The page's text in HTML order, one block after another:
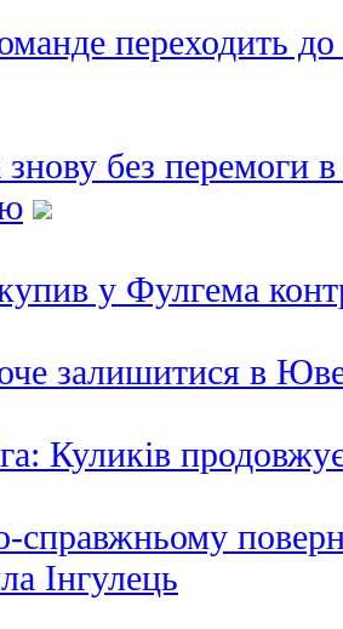
переходить
знову без перемоги
у Фулгема
залишитися в
Куликів
Інгулець